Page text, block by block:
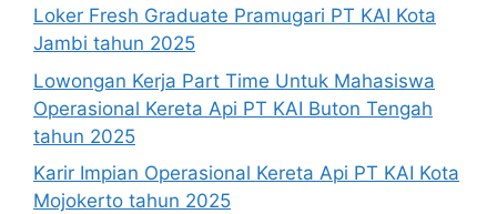
Loker Fresh Graduate Pramugari PT KAI Kota
Jambi tahun 2025
Lowongan Kerja Part Time Untuk Mahasiswa
Operasional Kereta Api PT KAI Buton Tengah
tahun 2025
Karir Impian Operasional Kereta Api PT KAI Kota
Mojokerto tahun 2025